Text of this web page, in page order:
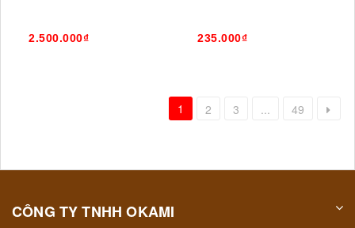
2.500.000₫ 235.000₫
1 2 3 ... 49
CÔNG TY TNHH OKAMI